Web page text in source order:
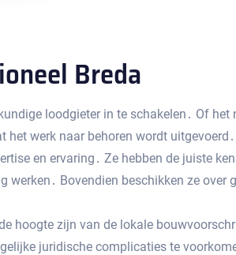
Breda
loodgieter in te schakelen․ Of
werk naar behoren wordt uitgevoerd․
en ervaring․ Ze hebben de juiste
Bovendien beschikken ze over
hoogte zijn van de lokale
juridische complicaties te